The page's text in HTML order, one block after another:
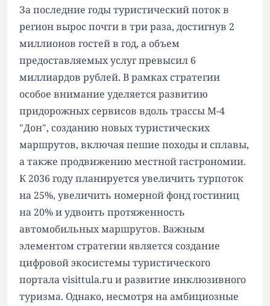
За последние годы туристический поток в
регион вырос почти в три раза, достигнув 2
миллионов гостей в год, а объем
предоставляемых услуг превысил 6
миллиардов рублей. В рамках стратегии
особое внимание уделяется развитию
придорожных сервисов вдоль трассы М-4
"Дон", созданию новых туристических
маршрутов, включая пешие походы и сплавы,
а также продвижению местной гастрономии.
К 2036 году планируется увеличить турпоток
на 25%, увеличить номерной фонд гостиниц
на 20% и удвоить протяженность
автомобильных маршрутов. Важным
элементом стратегии является создание
цифровой экосистемы туристического
портала visittula.ru и развитие инклюзивного
туризма. Однако, несмотря на амбициозные